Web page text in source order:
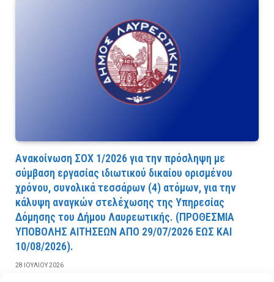
Ανακοίνωση ΣΟΧ 1/2026 για την πρόσληψη με
σύμβαση εργασίας ιδιωτικού δικαίου ορισμένου
χρόνου, συνολικά τεσσάρων (4) ατόμων, για την
κάλυψη αναγκών στελέχωσης της Υπηρεσίας
Δόμησης του Δήμου Λαυρεωτικής. (ΠPOΘEΣMIA
YΠOBOΛHΣ AITHΣEΩN AΠO 29/07/2026 EΩΣ KAI
10/08/2026).
28 ΙΟΥΛΊΟΥ 2026